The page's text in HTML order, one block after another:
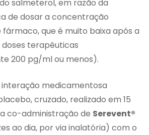
salmeterol, em razão da
de dosar a concentração
que é muito baixa após a
terapêuticas
200 pg/ml ou menos).
interação medicamentosa
cruzado, realizado em 15
co-administração de Serevent®
ao dia, por via inalatória) com o